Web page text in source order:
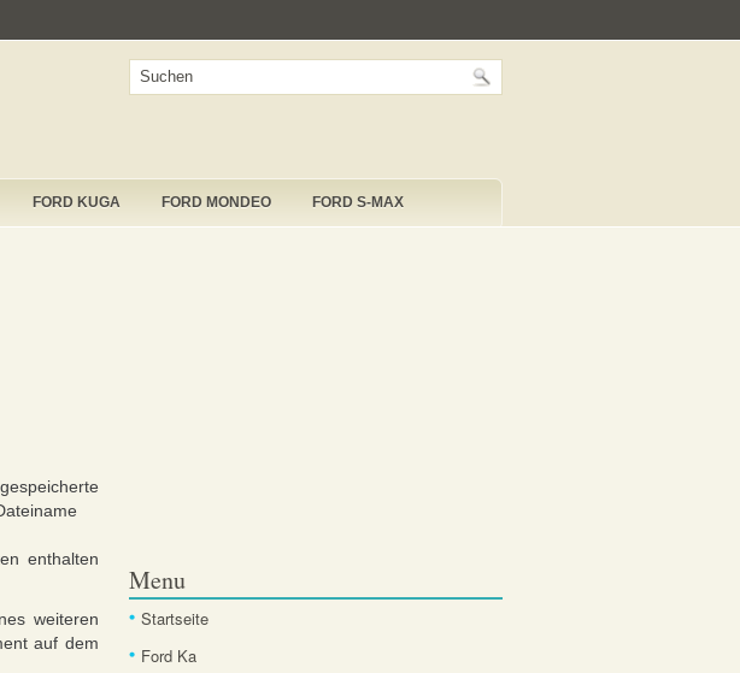
FORD KUGA FORD MONDEO FORD S-MAX
enthalten
weiteren
auf dem
Menu
Startseite
Ford Ka